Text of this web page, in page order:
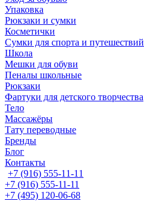
Упаковка
Рюкзаки и сумки
Косметички
Сумки для спорта и путешествий
Школа
Мешки для обуви
Пеналы школьные
Рюкзаки
Фартуки для детского творчества
Тело
Массажёры
Тату переводные
Бренды
Блог
Контакты
+7 (916) 555-11-11
+7 (916) 555-11-11
+7 (495) 120-06-68